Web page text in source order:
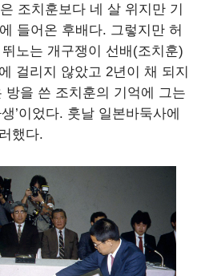
조치훈보다 네 살 위지만 기
들어온 후배다. 그렇지만 허
노는 개구쟁이 선배(조치훈)
걸리지 않았고 2년이 채 되지
방을 쓴 조치훈의 기억에 그는
’이었다. 훗날 일본바둑사에
했다.